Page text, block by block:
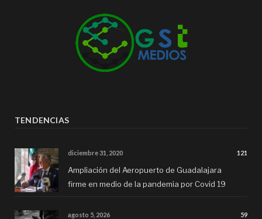
TENDENCIAS
diciembre 31, 2020 121
Ampliación del Aeropuerto de Guadalajara
firme en medio de la pandemia por Covid 19
agosto 5, 2026 59